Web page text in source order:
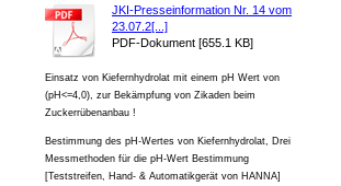
JKI-Presseinformation Nr. 14 vom
23.07.2[...]
PDF-Dokument [655.1 KB]
Einsatz von Kiefernhydrolat mit einem pH Wert von
(pH<=4,0), zur Bekämpfung von Zikaden beim
Zuckerrübenanbau !
Bestimmung des pH-Wertes von Kiefernhydrolat, Drei
Messmethoden für die pH-Wert Bestimmung
[Teststreifen, Hand- & Automatikgerät von HANNA]